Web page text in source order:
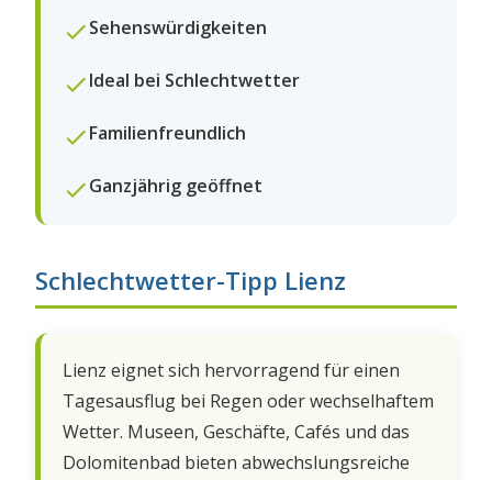
Sehenswürdigkeiten
Ideal bei Schlechtwetter
Familienfreundlich
Ganzjährig geöffnet
Schlechtwetter-Tipp Lienz
Lienz eignet sich hervorragend für einen
Tagesausflug bei Regen oder wechselhaftem
Wetter. Museen, Geschäfte, Cafés und das
Dolomitenbad bieten abwechslungsreiche